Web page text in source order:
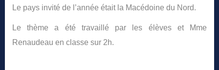
Le pays invité de l’année était la Macédoine du Nord.
Le thème a été travaillé par les élèves et Mme
Renaudeau en classe sur 2h.